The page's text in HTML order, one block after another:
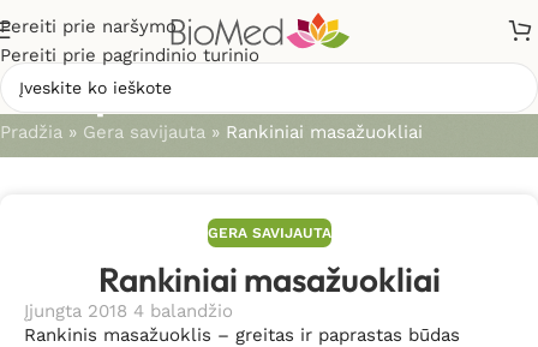
Pereiti prie naršymo
Pereiti prie pagrindinio turinio
Straipsniai
Pradžia » Gera savijauta » Rankiniai masažuokliai
GERA SAVIJAUTA
Rankiniai masažuokliai
Įjungta 2018 4 balandžio
Rankinis masažuoklis – greitas ir paprastas būdas